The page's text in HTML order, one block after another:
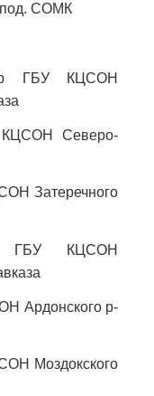
СОМК
ГБУ КЦСОН
КЦСОН Северо-
Затеречного
ГБУ КЦСОН
Ардонского р-
Моздокского